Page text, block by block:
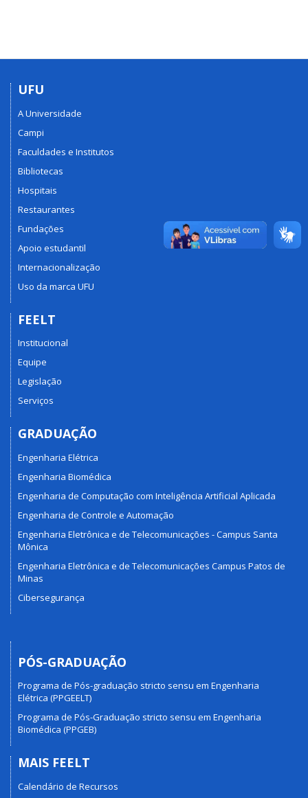
UFU
A Universidade
Campi
Faculdades e Institutos
Bibliotecas
Hospitais
Restaurantes
Fundações
Apoio estudantil
Internacionalização
Uso da marca UFU
FEELT
Institucional
Equipe
Legislação
Serviços
GRADUAÇÃO
Engenharia Elétrica
Engenharia Biomédica
Engenharia de Computação com Inteligência Artificial Aplicada
Engenharia de Controle e Automação
Engenharia Eletrônica e de Telecomunicações - Campus Santa
Mônica
Engenharia Eletrônica e de Telecomunicações Campus Patos de
Minas
Cibersegurança
PÓS-GRADUAÇÃO
Programa de Pós-graduação stricto sensu em Engenharia
Elétrica (PPGEELT)
Programa de Pós-Graduação stricto sensu em Engenharia
Biomédica (PPGEB)
MAIS FEELT
Calendário de Recursos